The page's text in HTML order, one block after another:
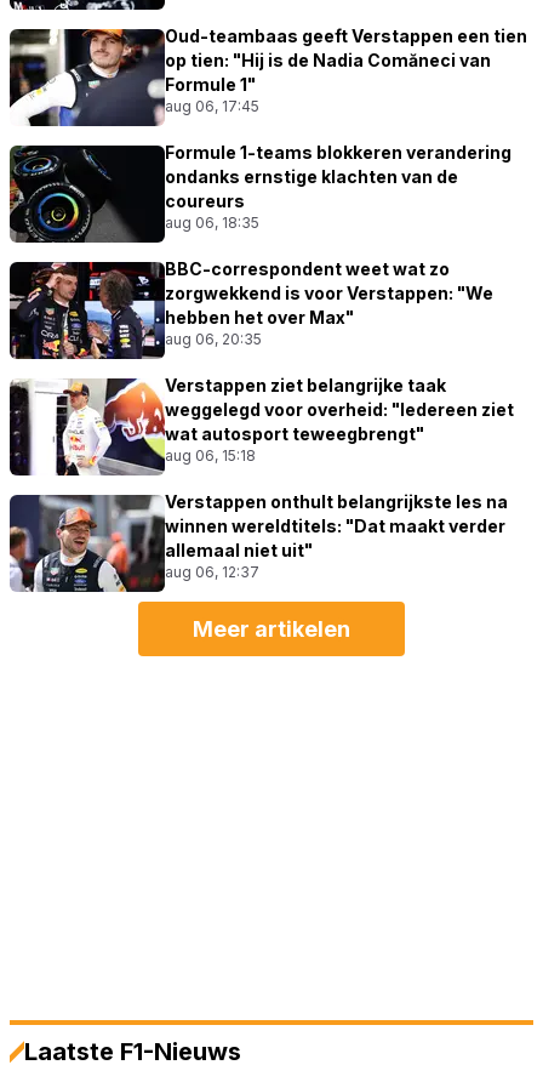
Oud-teambaas geeft Verstappen een tien
op tien: "Hij is de Nadia Comăneci van
Formule 1"
aug 06, 17:45
Formule 1-teams blokkeren verandering
ondanks ernstige klachten van de
coureurs
aug 06, 18:35
BBC-correspondent weet wat zo
zorgwekkend is voor Verstappen: "We
hebben het over Max"
aug 06, 20:35
Verstappen ziet belangrijke taak
weggelegd voor overheid: "Iedereen ziet
wat autosport teweegbrengt"
aug 06, 15:18
Verstappen onthult belangrijkste les na
winnen wereldtitels: "Dat maakt verder
allemaal niet uit"
aug 06, 12:37
Meer artikelen
Laatste F1-Nieuws